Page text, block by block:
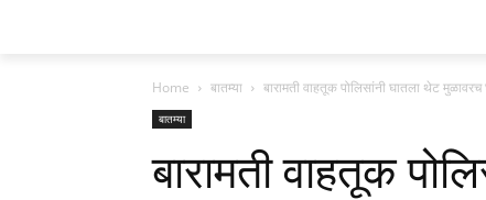
Home बातम्या बारामती वाहतूक पोलिसांनी घातला थेट
बातम्या
बारामती वाहतूक